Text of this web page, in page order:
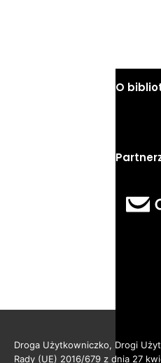
O
Droga Użytkowniczko, Drogi
Rady (UE) 2016/679 z dnia 27